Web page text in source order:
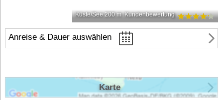
Küste/See 200 m Kundenbewertung
Anreise & Dauer auswählen
Karte